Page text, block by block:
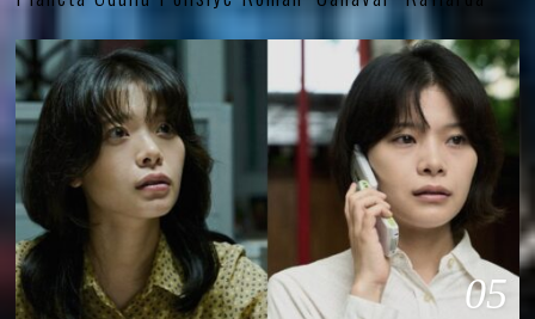
05